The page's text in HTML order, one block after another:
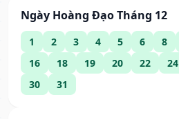
Ngày Hoàng Đạo Tháng 12
1 2 3 4 5 6 8
16
18 19 20 22 24
30
31